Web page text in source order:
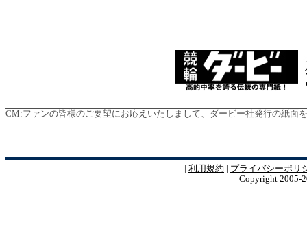
CM:ファンの皆様のご要望にお応えいたしまして、ダービー社発行の紙面
利用規約
プライバシーポリ
Copyright 2005-